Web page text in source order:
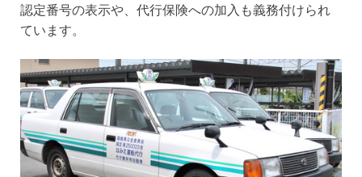
認定番号の表示や、代行保険への加入も義務付けられ
ています。